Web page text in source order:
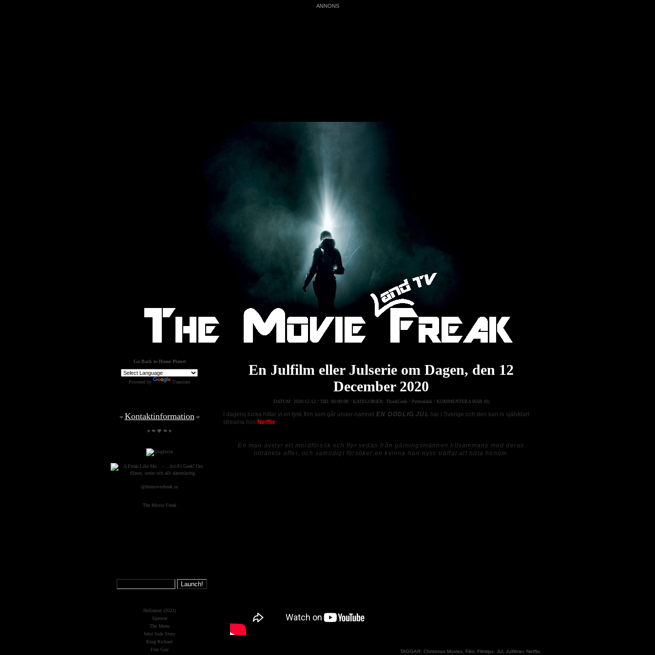
En Julfilm eller Julserie om Dagen, den 12
December 2020
DATUM: 2020-12-12 / TID: 00:00:00 / KATEGORIER: ThinkGeek / Permalänk / KOMMENTERA HÄR (0)
I dagens lucka hittar vi en tysk film som går under namnet EN DÖDLIG JUL här i Sverige och den kan ni självklart
streama hos Netflix.
En man avstyr ett mordförsök och flyr sedan från gärningsmännen tillsammans med deras
tilltänkta offer, och samtidigt försöker en kvinna han nyss träffat att hitta honom .
TAGGAR: Christmas Movies Film Filmtips Jul Julfilmer, Netflix
Go Back to Home Planet
Powered by Translate
❤ Kontaktinformation ❤
♥ ❤ 🖤 ❤ ♥
@themoviefreak.se
The Movie Freak
Hellraiser (2022)
Spencer
The Menu
West Side Story
King Richard
Free Guy